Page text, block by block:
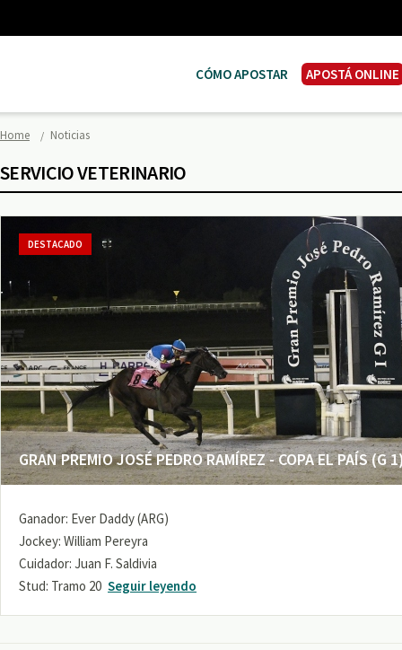
CÓMO APOSTAR APOSTÁ ONLINE
Home Noticias
SERVICIO VETERINARIO
GRAN PREMIO JOSÉ PEDRO RAMÍREZ - COPA EL PAÍS (G
DESTACADO
Ganador: Ever Daddy (ARG)
Jockey: William Pereyra
Cuidador: Juan F. Saldivia
Stud: Tramo 20 Seguir leyendo